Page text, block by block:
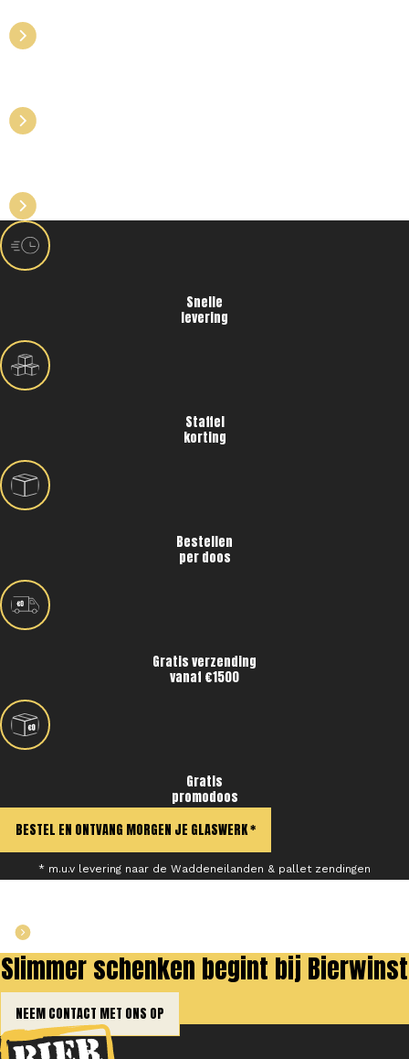
Snelle
levering
Staffel
korting
Bestellen
per doos
Gratis verzending
vanaf €1500
Gratis
promodoos
BESTEL EN ONTVANG MORGEN JE GLASWERK *
* m.u.v levering naar de Waddeneilanden & pallet zendingen
Slimmer schenken begint bij Bierwinst
NEEM CONTACT MET ONS OP